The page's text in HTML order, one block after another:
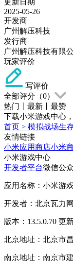
2025-05-26
开发商
广州解压科技
发行商
广州解压科技有限
玩家评价
写评价
全部评分（0）
热门
最新
最赞
下载小米游戏中心
首页 > 模拟战场生
友情链接
小米应用商店小米
小米游戏中心
开发者平台微信公
应用名称：小米游
开发者：北京瓦力
版本：13.5.0.70 更
北京地址：北京市
南京地址：南京市